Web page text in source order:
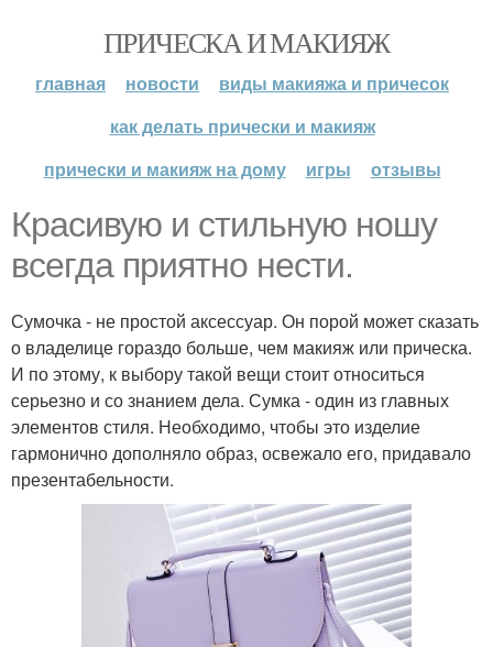
ПРИЧЕСКА И МАКИЯЖ
главная новости
виды макияжа и причесок
как делать прически и макияж
прически и макияж на дому
игры отзывы
Красивую и стильную ношу
всегда приятно нести.
Сумочка - не простой аксессуар. Он порой может сказать
о владелице гораздо больше, чем макияж или прическа.
И по этому, к выбору такой вещи стоит относиться
серьезно и со знанием дела. Сумка - один из главных
элементов стиля. Необходимо, чтобы это изделие
гармонично дополняло образ, освежало его, придавало
презентабельности.